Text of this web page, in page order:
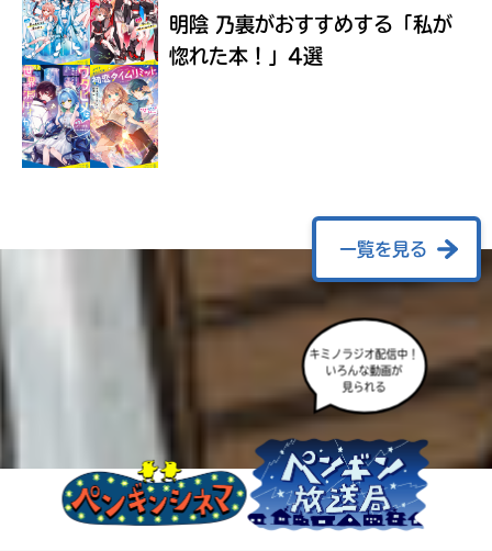
明陰 乃裏がおすすめする 「私が
惚れた本！」4選
一覧を見る
キミノラジオ配信中！
いろんな動画が
見られる
に
エ
も
度
み
て
ね